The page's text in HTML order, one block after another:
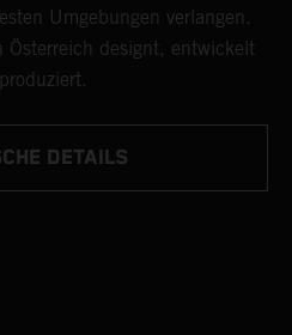
Umgebungen verlangen.
Österreich designt, entwickelt
DETAILS